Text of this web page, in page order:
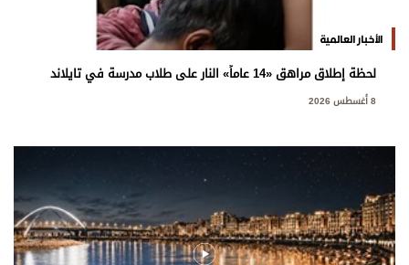
الأخبار العالمية
لحظة إطلاق مراهق «14 عاماً» النار على طلاب مدرسة في تايلاند
8 أغسطس 2026